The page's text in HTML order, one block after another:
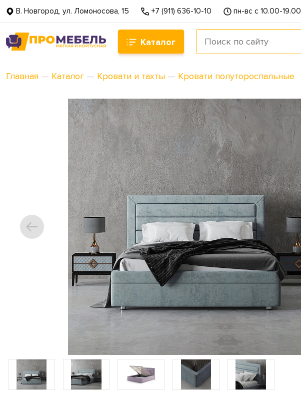
В. Новгород, ул. Ломоносова, 15 +7 (911) 636-10-10 пн-вс с 10.00-19.00
Каталог
Главная — Каталог — Кровати и тахты — Кровати полутороспальные